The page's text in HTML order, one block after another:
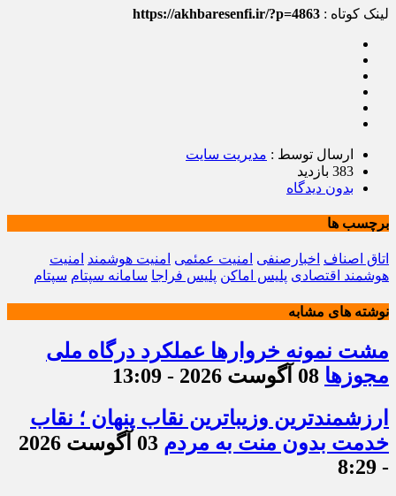
لینک کوتاه : https://akhbaresenfi.ir/?p=4863
ارسال توسط : مدیریت سایت
383 بازدید
بدون دیدگاه
برچسب ها
اتاق اصناف اخبارصنفی امنیت عمئمی امنیت هوشمند امنیت
هوشمند اقتصادی پلیس اماکن پلیس فراجا سامانه سپتام سپتام
نوشته های مشابه
مشت نمونه خروارها عملکرد درگاه ملی
مجوزها 08 آگوست 2026 - 13:09
ارزشمندترین وزیباترین نقاب پنهان ؛ نقاب
خدمت بدون منت به مردم
03 آگوست 2026
- 8:29